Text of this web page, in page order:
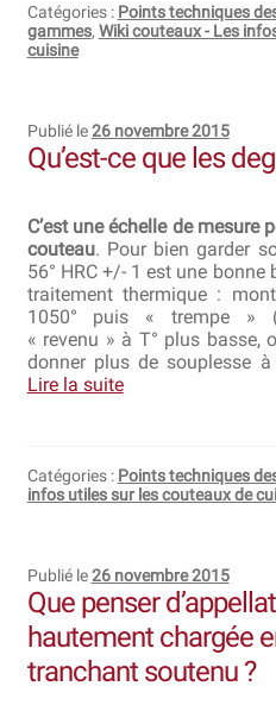
Catégories : Points techniques
gammes, Wiki couteaux - Les
cuisine
Publié le26 novembre 2015
Qu’est-ce que les
C’est une échelle de mesure
couteau. Pour bien garder
56° HRC +/- 1 est une bonne
traitement thermique :
1050° puis « trempe »
« revenu » à T° plus basse,
donner plus de souplesse
Lire la suite
Catégories : Points techniques
infos utiles sur les couteaux de
Publié le26 novembre 2015
Que penser
hautement chargée
tranchant soutenu ?